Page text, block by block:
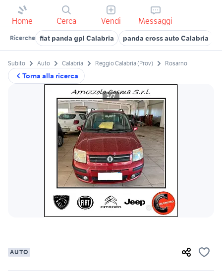
Home Cerca Vendi Messaggi
Ricerche fiat panda gpl Calabria panda cross auto Calabria
Torna alla ricerca
Subito Auto Calabria Reggio Calabria (Prov) Rosarno
1/7
AUTO